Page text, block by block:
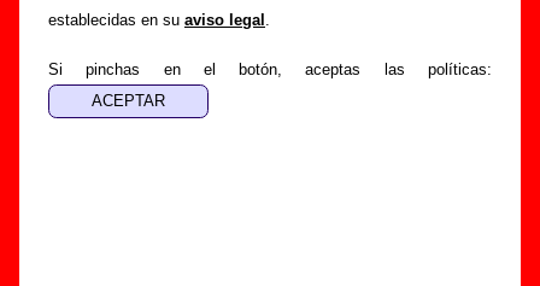
establecidas en su aviso legal .
Si pinchas en el botón, aceptas las políticas:
Nombre: